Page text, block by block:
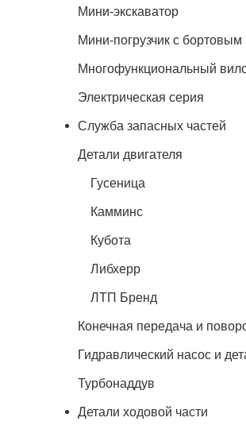
Мини-экскаватор
Электрическая серия
Служба запасных частей
Детали двигателя
Гусеница
Камминс
Кубота
Либхерр
ЛТП Бренд
Турбонаддув
Детали ходовой части